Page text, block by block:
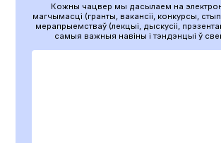
Кожны чацвер мы дасылаем на
магчымасці (гранты, вакансіі, конкурсы,
мерапрыемстваў (лекцыі, дыскусіі,
самыя важныя навіны і тэндэнцыі ў